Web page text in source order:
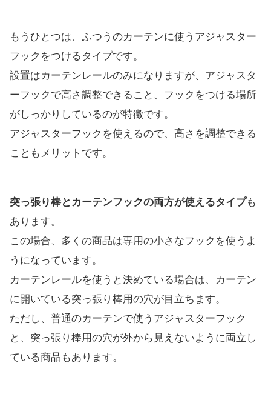
もうひとつは、ふつうのカーテンに使うアジャスター
フックをつけるタイプです。
設置はカーテンレールのみになりますが、アジャスタ
ーフックで高さ調整できること、フックをつける場所
がしっかりしているのが特徴です。
アジャスターフックを使えるので、高さを調整できる
こともメリットです。
突っ張り棒とカーテンフックの両方が使えるタイプも
あります。
この場合、多くの商品は専用の小さなフックを使うよ
うになっています。
カーテンレールを使うと決めている場合は、カーテン
に開いている突っ張り棒用の穴が目立ちます。
ただし、普通のカーテンで使うアジャスターフック
と、突っ張り棒用の穴が外から見えないように両立し
ている商品もあります。